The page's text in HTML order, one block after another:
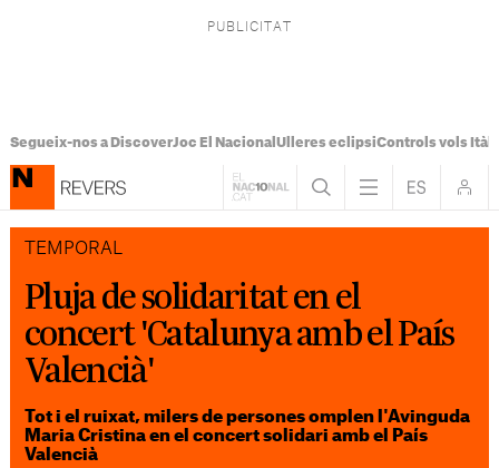
Segueix-nos a DiscoverJoc El Nacional Ulleres eclipsiControls vols
TEMPORAL
Pluja de solidaritat en el
concert 'Catalunya amb el País
Valencià'
Tot i el ruixat, milers de persones omplen l'Avinguda
Maria Cristina en el concert solidari amb el País
Valencià